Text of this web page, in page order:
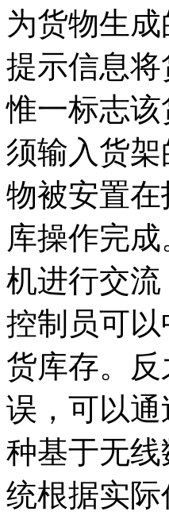
为货物生
提示信息
惟一标志
须输入货
物被安置
库操作完
机进行交
控制员可
货库存。
误，可以
种基于无
统根据实